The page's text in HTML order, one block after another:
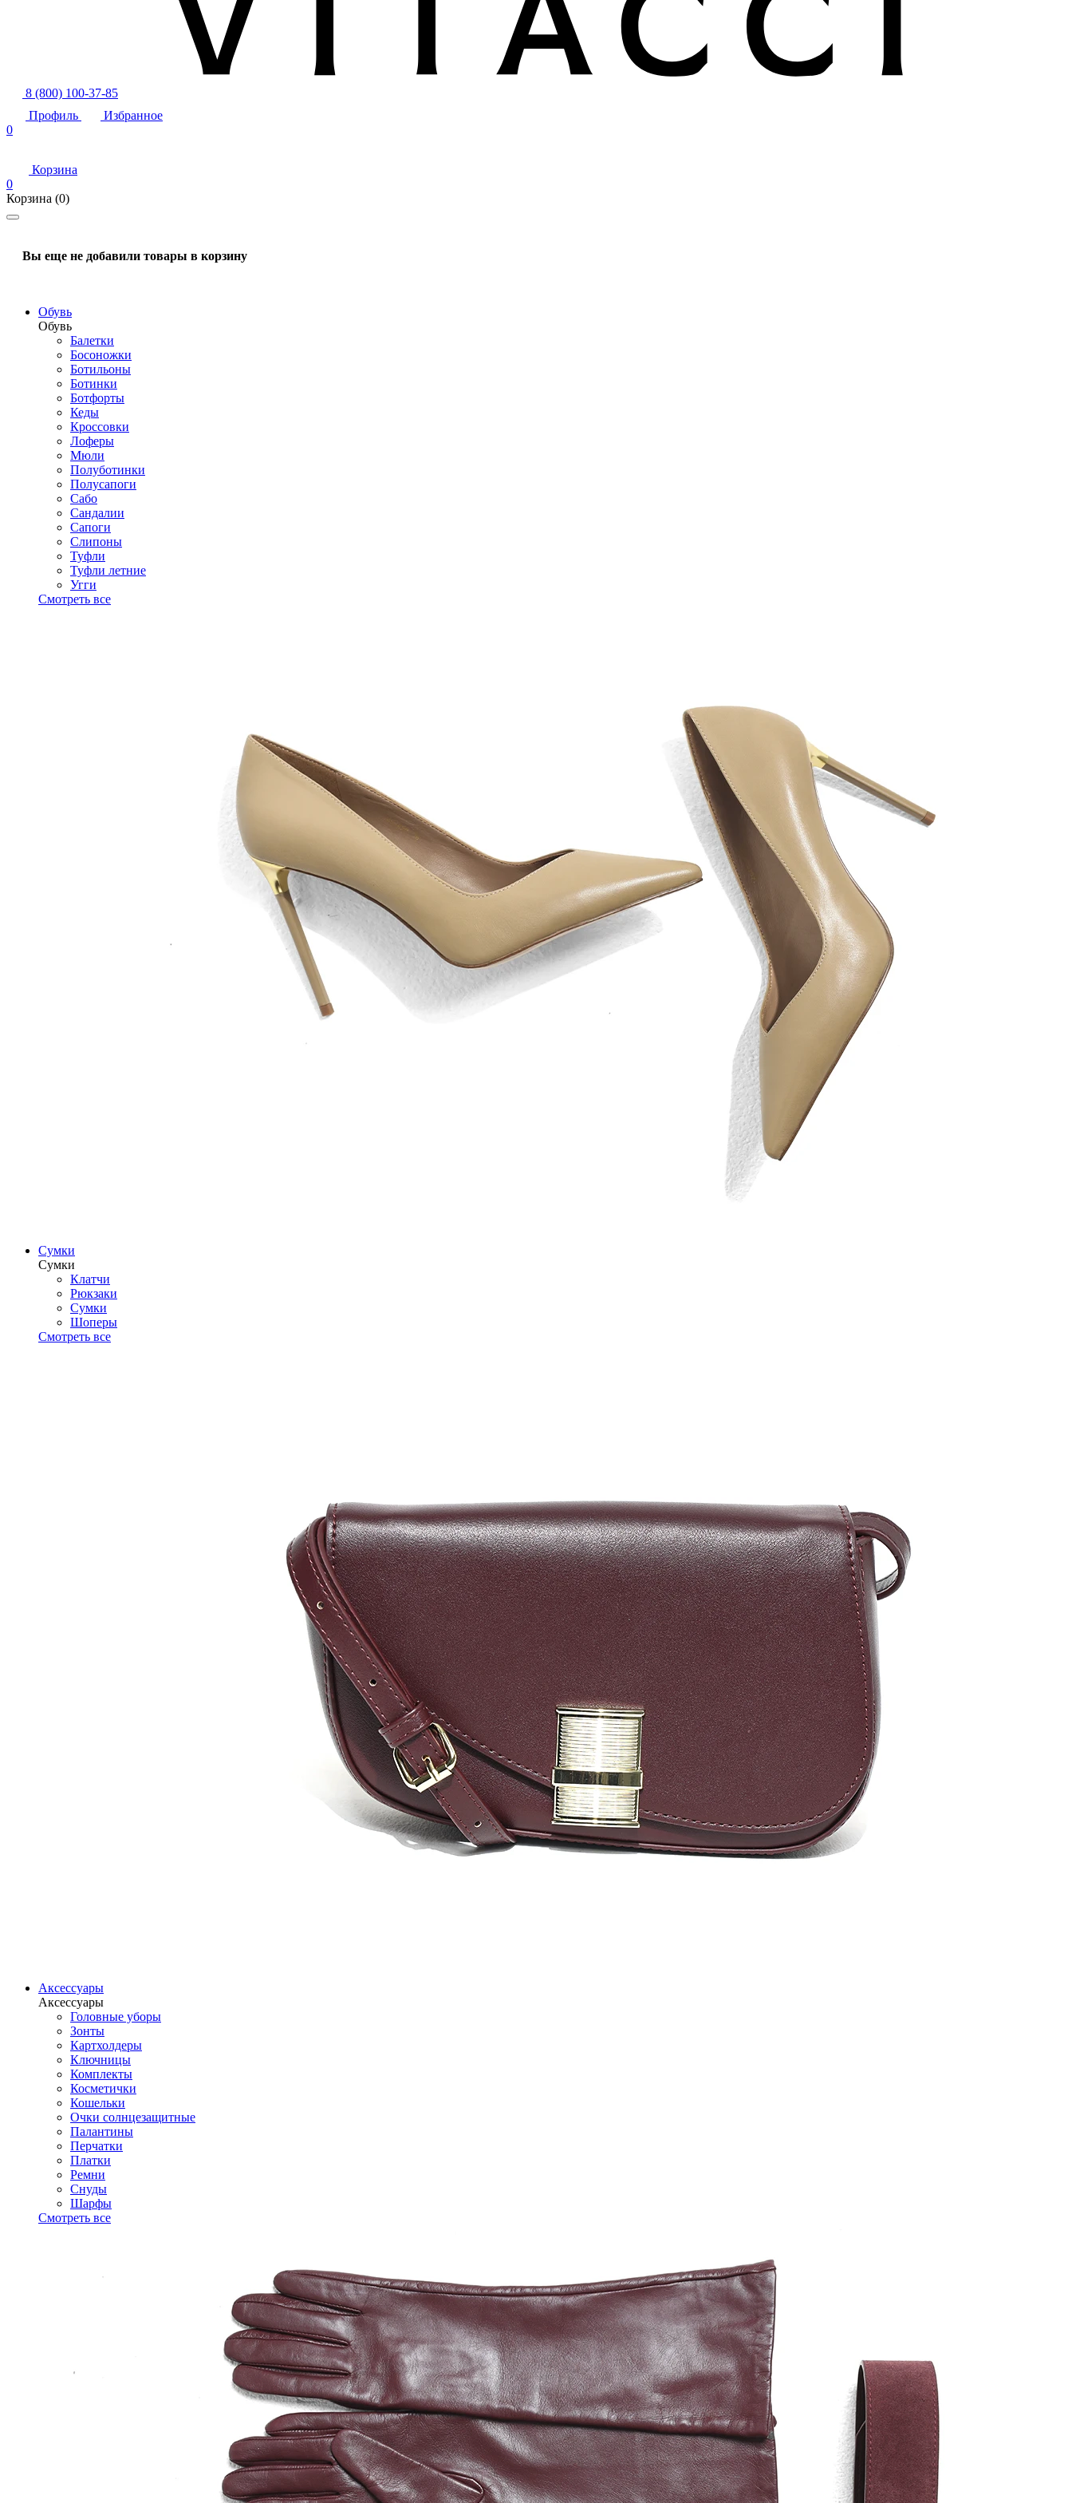
8 (800) 100-37-85
Профиль
Избранное
0
Корзина
0
Корзина (0)
Вы еще не добавили товары в корзину
Обувь
Обувь
Балетки
Босоножки
Ботильоны
Ботинки
Ботфорты
Кеды
Кроссовки
Лоферы
Мюли
Полуботинки
Полусапоги
Сабо
Сандалии
Сапоги
Слипоны
Туфли
Туфли летние
Угги
Смотреть все
Сумки
Сумки
Клатчи
Рюкзаки
Сумки
Шоперы
Смотреть все
Аксессуары
Аксессуары
Головные уборы
Зонты
Картхолдеры
Ключницы
Комплекты
Косметички
Кошельки
Очки солнцезащитные
Палантины
Перчатки
Платки
Ремни
Снуды
Шарфы
Смотреть все